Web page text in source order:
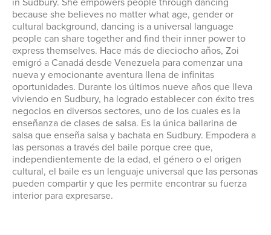
because she believes no matter what age, gender or
cultural background, dancing is a universal language
people can share together and find their inner power to
express themselves. Hace más de dieciocho años, Zoi
emigró a Canadá desde Venezuela para comenzar una
nueva y emocionante aventura llena de infinitas
oportunidades. Durante los últimos nueve años que lleva
viviendo en Sudbury, ha logrado establecer con éxito tres
negocios en diversos sectores, uno de los cuales es la
enseñanza de clases de salsa. Es la única bailarina de
salsa que enseña salsa y bachata en Sudbury. Empodera a
las personas a través del baile porque cree que,
independientemente de la edad, el género o el origen
cultural, el baile es un lenguaje universal que las personas
pueden compartir y que les permite encontrar su fuerza
interior para expresarse.